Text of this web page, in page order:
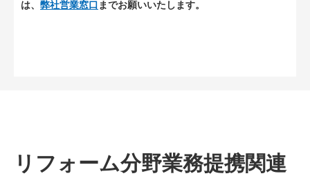
は、 弊社営業窓口 までお願いいたします。
リフォーム分野業務提携関連